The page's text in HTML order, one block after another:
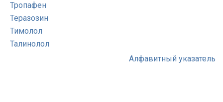
Тропафен
Теразозин
Тимолол
Талинолол
Алфавитный указатель